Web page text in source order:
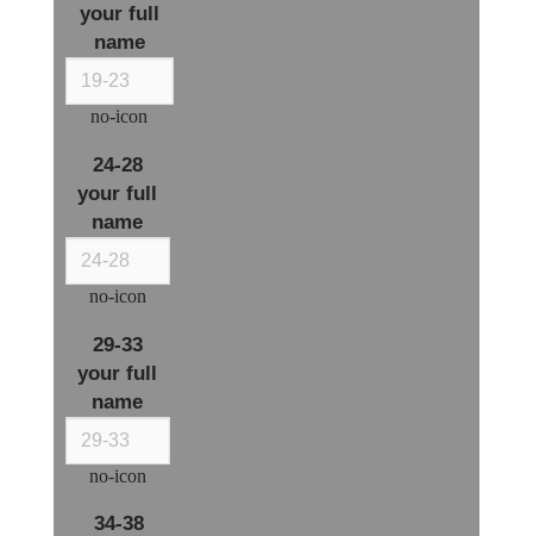
your full
name
no-icon
24-28
your full
name
no-icon
29-33
your full
name
no-icon
34-38